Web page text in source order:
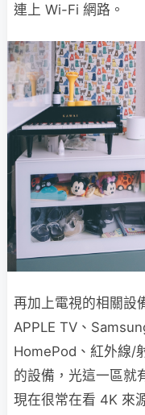
連上 Wi-Fi 網路。
再加上電視的相關設
APPLE TV、
HomePod、紅外線/
的設備，光這一區就
現在很常在看 4K 來